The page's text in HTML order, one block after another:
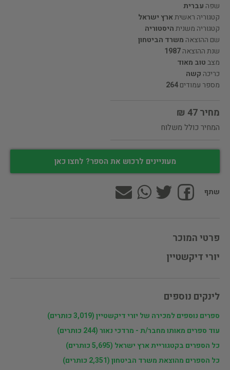
שפה עברית
קטגוריה ראשיתארץ ישראל
קטגוריה משניתהיסטוריה
שם ההוצאה משרד הביטחון
שנת ההוצאה1987
מצבטוב מאוד
כריכה קשה
מספר עמודים264
מחיר 47 ₪
המחיר כולל משלוח
מעוניינים לרכוש את הספר? לחצו כאן
שתף
פרטי המוכר
יורי דיקשטיין
לינקים נוספים
ספרים נוספים למכירה של יורי דיקשטיין (3,019 כותרים)
עוד ספרים מאותו מחבר/ת - מרדכי נאור (244 כותרים)
כל הספרים בקטגוריית ארץ ישראל (5,695 כותרים)
כל הספרים מהוצאת משרד הביטחון (2,351 כותרים)